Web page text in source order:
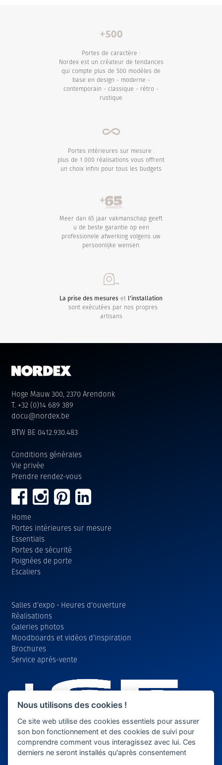
Portes de caractère :
Nordex est un créateur de tendances
qui compte plus de 500 modèles de
base en design - moderne -
contemporain - classique - rétro -
rustique
Portes intérieures sur mesure :
plus de 1 000 réalisations vous offrent
un choix infini pour tous les budgets
Meer dan 65 jaar vakmanschap geeft
u de beste garantie op een
professionele afwerking volgens uw
persoonlijke wensen.
La prise des mesures et l’installation
sont exécutées par nos propres
artisans
Hoge Mauw 300, 2370 Arendonk
T. +32 (0)14 689 389
docu@nordex.be
BTW BE 0412.930.483
Conditions générales
Vie privée
Prendre rendez-vous
Home
Portes intérieures sur mesure
Essentials
Portes de sécurité
Poignées de porte
Escaliers
Salles d'expo • Heures d'ouverture
Réalisations
Galeries photos
Moodboards et vidéos d’inspiration
Brochures
Service après-vente
Nous utilisons des cookies !
Ce site web utilise des cookies essentiels pour assurer
son bon fonctionnement et des cookies de suivi pour
comprendre comment vous interagissez avec lui. Ces
derniers ne seront installés qu'après consentement